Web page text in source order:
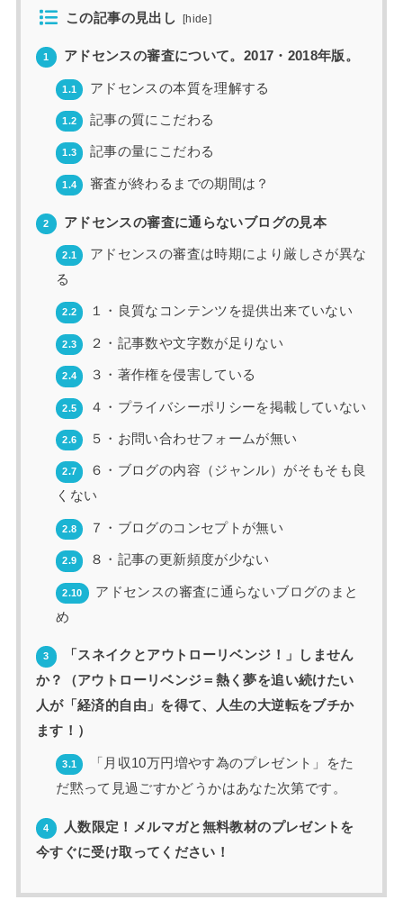
この記事の見出し [hide]
1 アドセンスの審査について。2017・2018年版。
1.1 アドセンスの本質を理解する
1.2 記事の質にこだわる
1.3 記事の量にこだわる
1.4 審査が終わるまでの期間は？
2 アドセンスの審査に通らないブログの見本
2.1
アドセンスの審査は時期により厳しさが異な
る
2.2 １・良質なコンテンツを提供出来ていない
2.3 ２・記事数や文字数が足りない
2.4 ３・著作権を侵害している
2.5 ４・プライバシーポリシーを掲載していない
2.6 ５・お問い合わせフォームが無い
2.7
６・ブログの内容（ジャンル）がそもそも良
くない
2.8 ７・ブログのコンセプトが無い
2.9 ８・記事の更新頻度が少ない
2.10
アドセンスの審査に通らないブログのまと
め
3
「スネイクとアウトローリベンジ！」しません
か？（アウトローリベンジ＝熱く夢を追い続けたい
人が「経済的自由」を得て、人生の大逆転をブチか
ます！）
3.1
「月収10万円増やす為のプレゼント」をた
だ黙って見過ごすかどうかはあなた次第です。
4
人数限定！メルマガと無料教材のプレゼントを
今すぐに受け取ってください！